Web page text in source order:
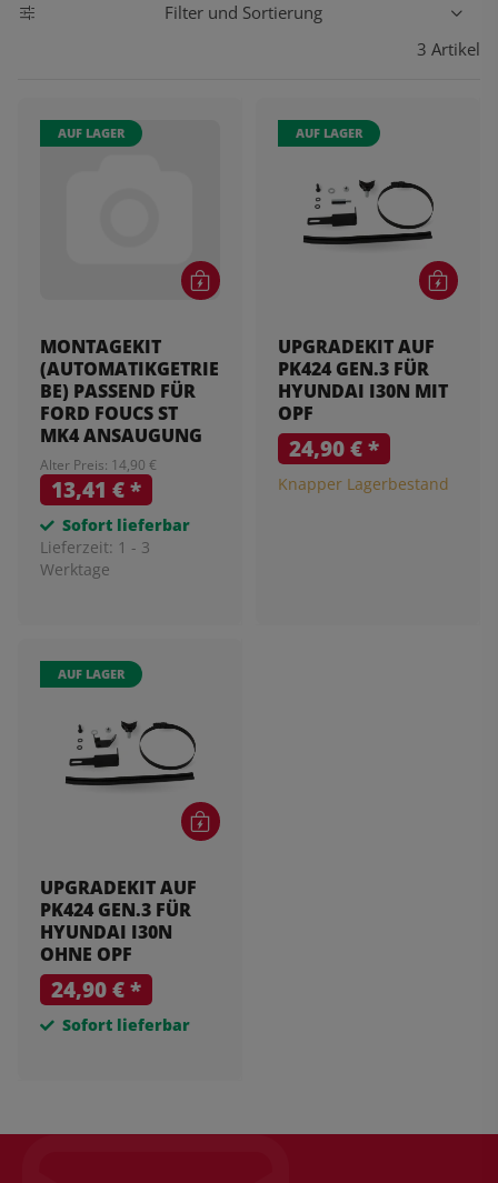
Filter und Sortierung
3 Artikel
AUF LAGER
MONTAGEKIT
(AUTOMATIKGETRIE
BE) PASSEND FÜR
FORD FOUCS ST
MK4 ANSAUGUNG
Alter Preis: 14,90 €
13,41 €*
Sofort lieferbar
Lieferzeit: 1 - 3
Werktage
AUF LAGER
UPGRADEKIT AUF
PK424 GEN.3 FÜR
HYUNDAI I30N MIT
OPF
24,90 €*
Knapper Lagerbestand
AUF LAGER
UPGRADEKIT AUF
PK424 GEN.3 FÜR
HYUNDAI I30N
OHNE OPF
24,90 €*
Sofort lieferbar